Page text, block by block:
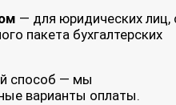
— для юридических лиц,
пакета бухгалтерских
способ — мы
варианты оплаты.